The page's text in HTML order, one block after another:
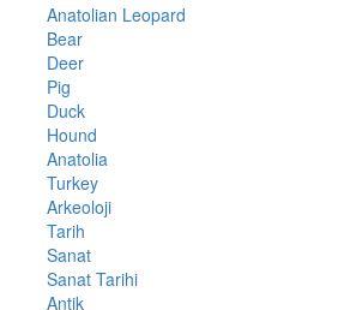
Anatolian Leopard
Bear
Deer
Pig
Duck
Hound
Anatolia
Turkey
Arkeoloji
Tarih
Sanat
Sanat Tarihi
Antik